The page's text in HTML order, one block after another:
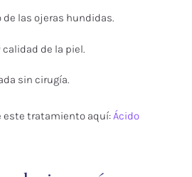
de las ojeras hundidas.
de la piel.
sin cirugía.
este tratamiento aquí:Ácido